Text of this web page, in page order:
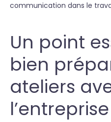
communication dans le
Un point
bien
ateliers
l’entreprise